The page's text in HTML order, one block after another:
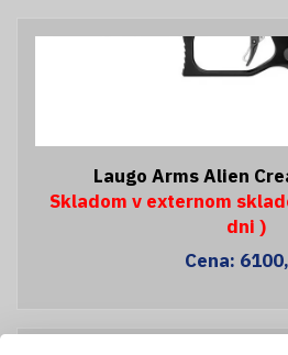
Laugo Arms Alien
Skladom v externom
dni )
Cena: